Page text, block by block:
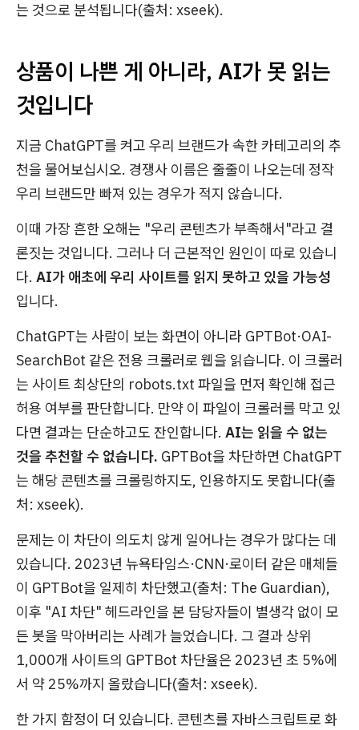
는 것으로 분석됩니다(출처: xseek).
상품이 나쁜 게 아니라, AI가 못 읽는
것입니다
지금 ChatGPT를 켜고 우리 브랜드가 속한 카테고리의 추
천을 물어보십시오. 경쟁사 이름은 줄줄이 나오는데 정작
우리 브랜드만 빠져 있는 경우가 적지 않습니다.
이때 가장 흔한 오해는 "우리 콘텐츠가 부족해서"라고 결
론짓는 것입니다. 그러나 더 근본적인 원인이 따로 있습니
다. AI가 애초에 우리 사이트를 읽지 못하고 있을 가능성
입니다.
ChatGPT는 사람이 보는 화면이 아니라 GPTBot·OAI-
SearchBot 같은 전용 크롤러로 웹을 읽습니다. 이 크롤러
는 사이트 최상단의 robots.txt 파일을 먼저 확인해 접근
허용 여부를 판단합니다. 만약 이 파일이 크롤러를 막고 있
다면 결과는 단순하고도 잔인합니다. AI는 읽을 수 없는
것을 추천할 수 없습니다. GPTBot을 차단하면 ChatGPT
는 해당 콘텐츠를 크롤링하지도, 인용하지도 못합니다(출
처: xseek).
문제는 이 차단이 의도치 않게 일어나는 경우가 많다는 데
있습니다. 2023년 뉴욕타임스·CNN·로이터 같은 매체들
이 GPTBot을 일제히 차단했고(출처: The Guardian),
이후 "AI 차단" 헤드라인을 본 담당자들이 별생각 없이 모
든 봇을 막아버리는 사례가 늘었습니다. 그 결과 상위
1,000개 사이트의 GPTBot 차단율은 2023년 초 5%에
서 약 25%까지 올랐습니다(출처: xseek).
한 가지 함정이 더 있습니다. 콘텐츠를 자바스크립트로 화